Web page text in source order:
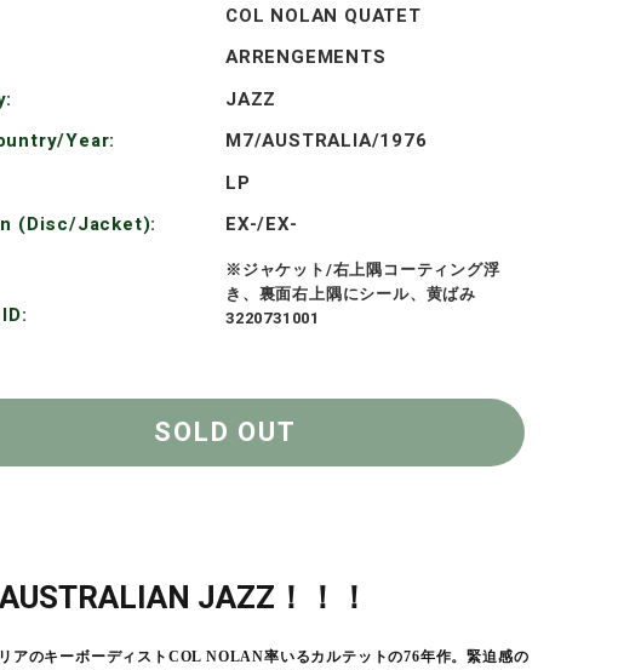
COL NOLAN QUATET
ARRENGEMENTS
JAZZ
Year:
M7/AUSTRALIA/1976
LP
(Disc/Jacket):
EX-/EX-
※ジャケット/右上隅コーティング浮
き、裏面右上隅にシール、黄ばみ
3220731001
SOLD OUT
JAZZ！！！
アのキーボーディストCOL NOLAN率いるカルテットの76年作。緊迫感の